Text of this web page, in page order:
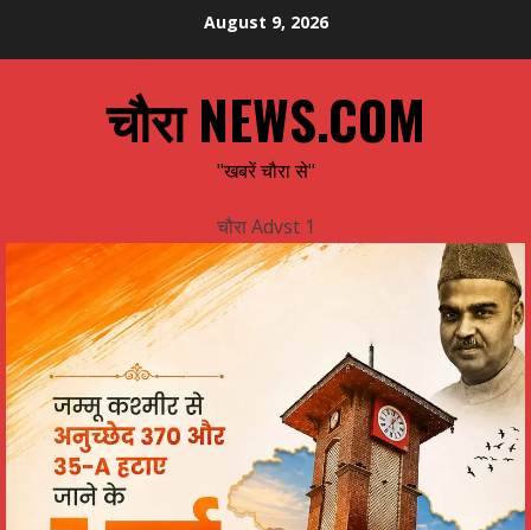
August 9, 2026
चौरा NEWS.COM
"खबरें चौरा से"
चौरा Advst 1